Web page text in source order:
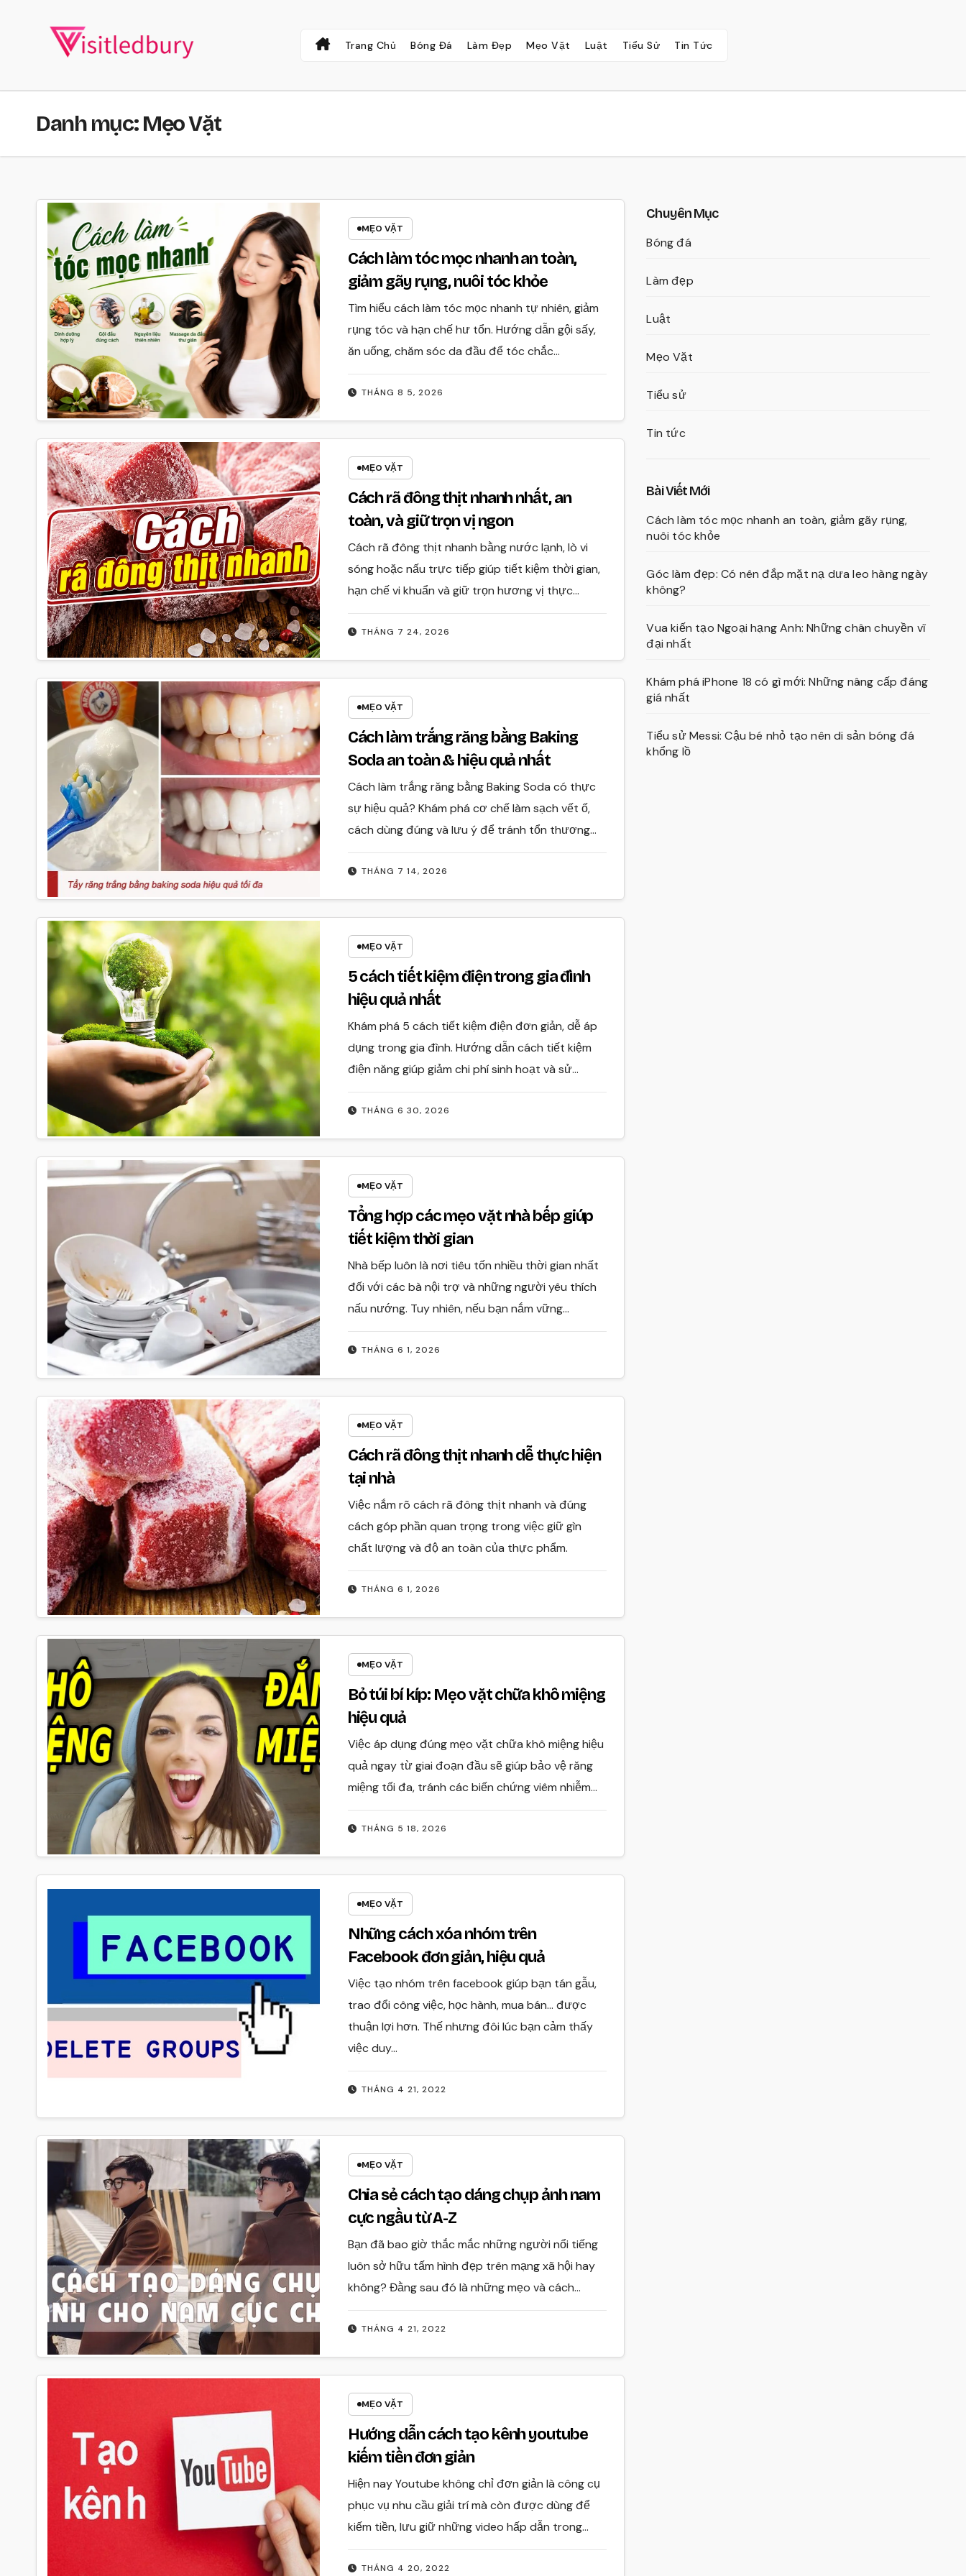
Trang Chủ Bóng Đá Làm Đẹp Mẹo Vặt Luật Tiểu Sử Tin Tức
Danh mục:Mẹo Vặt
MẸO VẶT
Cách làm tóc mọc nhanh an toàn,
giảm gãy rụng, nuôi tóc khỏe
THÁNG 8 5, 2026
Tìm hiểu cách làm tóc mọc nhanh tự nhiên, giảm
rụng tóc và hạn chế hư tổn. Hướng dẫn gội sấy,
ăn uống, chăm sóc da đầu để tóc chắc…
MẸO VẶT
Cách rã đông thịt nhanh nhất, an
toàn, và giữ trọn vị ngon
THÁNG 7 24, 2026
Cách rã đông thịt nhanh bằng nước lạnh, lò vi
sóng hoặc nấu trực tiếp giúp tiết kiệm thời gian,
hạn chế vi khuẩn và giữ trọn hương vị thực…
MẸO VẶT
Cách làm trắng răng bằng Baking
Soda an toàn & hiệu quả nhất
THÁNG 7 14, 2026
Cách làm trắng răng bằng Baking Soda có thực
sự hiệu quả? Khám phá cơ chế làm sạch vết ố,
cách dùng đúng và lưu ý để tránh tổn thương…
MẸO VẶT
5 cách tiết kiệm điện trong gia đình
hiệu quả nhất
THÁNG 6 30, 2026
Khám phá 5 cách tiết kiệm điện đơn giản, dễ áp
dụng trong gia đình. Hướng dẫn cách tiết kiệm
điện năng giúp giảm chi phí sinh hoạt và sử…
MẸO VẶT
Tổng hợp các mẹo vặt nhà bếp giúp
tiết kiệm thời gian
THÁNG 6 1, 2026
Nhà bếp luôn là nơi tiêu tốn nhiều thời gian nhất
đối với các bà nội trợ và những người yêu thích
nấu nướng. Tuy nhiên, nếu bạn nắm vững…
MẸO VẶT
Cách rã đông thịt nhanh dễ thực hiện
tại nhà
THÁNG 6 1, 2026
Việc nắm rõ cách rã đông thịt nhanh và đúng
cách góp phần quan trọng trong việc giữ gìn
chất lượng và độ an toàn của thực phẩm.
MẸO VẶT
Bỏ túi bí kíp: Mẹo vặt chữa khô miệng
hiệu quả
THÁNG 5 18, 2026
Việc áp dụng đúng mẹo vặt chữa khô miệng hiệu
quả ngay từ giai đoạn đầu sẽ giúp bảo vệ răng
miệng tối đa, tránh các biến chứng viêm nhiễm…
MẸO VẶT
Những cách xóa nhóm trên
Facebook đơn giản, hiệu quả
THÁNG 4 21, 2022
Việc tạo nhóm trên facebook giúp bạn tán gẫu,
trao đổi công việc, học hành, mua bán… được
thuận lợi hơn. Thế nhưng đôi lúc bạn cảm thấy
việc duy…
MẸO VẶT
Chia sẻ cách tạo dáng chụp ảnh nam
cực ngầu từ A-Z
THÁNG 4 21, 2022
Bạn đã bao giờ thắc mắc những người nổi tiếng
luôn sở hữu tấm hình đẹp trên mạng xã hội hay
không? Đằng sau đó là những mẹo và cách…
MẸO VẶT
Hướng dẫn cách tạo kênh youtube
kiếm tiền đơn giản
THÁNG 4 20, 2022
Hiện nay Youtube không chỉ đơn giản là công cụ
phục vụ nhu cầu giải trí mà còn được dùng để
kiếm tiền, lưu giữ những video hấp dẫn trong…
Chuyên Mục
Bóng đá
Làm đẹp
Luật
Mẹo Vặt
Tiểu sử
Tin tức
Bài Viết Mới
Cách làm tóc mọc nhanh an toàn, giảm gãy rụng,
nuôi tóc khỏe
Góc làm đẹp: Có nên đắp mặt nạ dưa leo hàng ngày
không?
Vua kiến tạo Ngoại hạng Anh: Những chân chuyền vĩ
đại nhất
Khám phá iPhone 18 có gì mới: Những nâng cấp đáng
giá nhất
Tiểu sử Messi: Cậu bé nhỏ tạo nên di sản bóng đá
khổng lồ